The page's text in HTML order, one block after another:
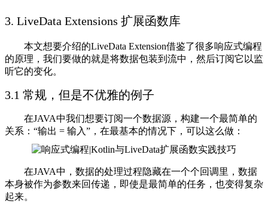
3. LiveData Extensions 扩展函数库
本文想要介绍的LiveData Extension借鉴了很多响应式编程
的原理，我们要做的就是将数据包装到流中，然后订阅它以监
听它的变化。
3.1 常规，但是不优雅的例子
在JAVA中我们想要订阅一个数据源，构建一个最简单的
关系：“输出 = 输入”，在最基本的情况下，可以这么做：
在JAVA中，数据的处理过程隐藏在一个个回调里，数据
本身被作为参数来回传递，即使是最简单的任务，也变得复杂
起来。